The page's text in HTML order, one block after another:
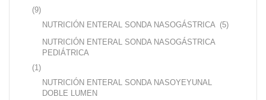
(9)
NUTRICIÓN ENTERAL SONDA NASOGÁSTRICA (5)
NUTRICIÓN ENTERAL SONDA NASOGÁSTRICA
PEDIÁTRICA
(1)
NUTRICIÓN ENTERAL SONDA NASOYEYUNAL
DOBLE LUMEN